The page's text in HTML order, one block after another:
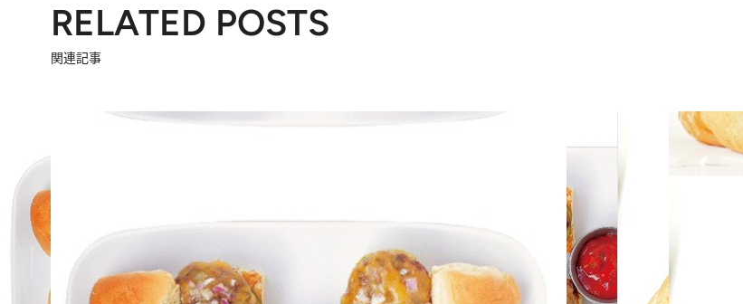
RELATED POSTS
関連記事